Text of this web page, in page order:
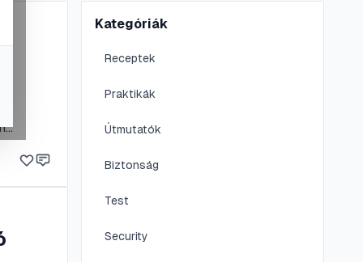
egy
Kategóriák
Receptek
Praktikák
Útmutatók
Biztonság
Test
Security